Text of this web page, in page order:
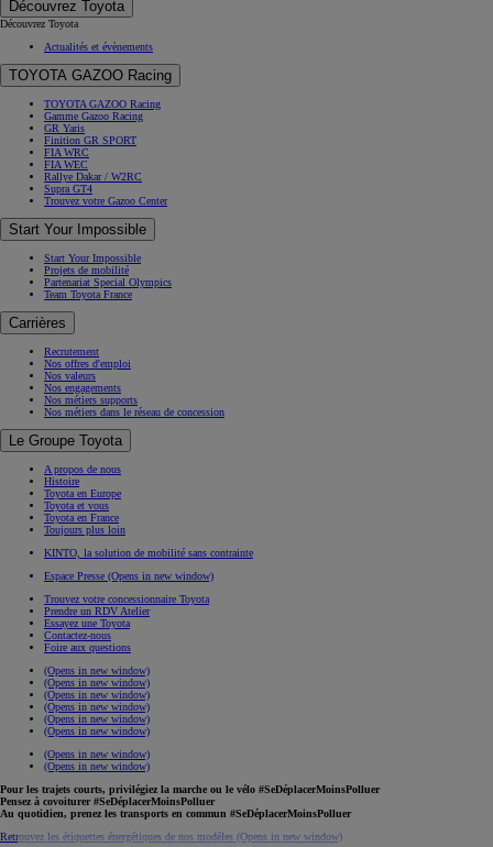
Découvrez Toyota
Découvrez Toyota
Actualités et évènements
TOYOTA GAZOO Racing
TOYOTA GAZOO Racing
Gamme Gazoo Racing
GR Yaris
Finition GR SPORT
FIA WRC
FIA WEC
Rallye Dakar / W2RC
Supra GT4
Trouvez votre Gazoo Center
Start Your Impossible
Start Your Impossible
Projets de mobilité
Partenariat Special Olympics
Team Toyota France
Carrières
Recrutement
Nos offres d'emploi
Nos valeurs
Nos engagements
Nos métiers supports
Nos métiers dans le réseau de concession
Le Groupe Toyota
A propos de nous
Histoire
Toyota en Europe
Toyota et vous
Toyota en France
Toujours plus loin
KINTO, la solution de mobilité sans contrainte
Espace Presse (Opens in new window)
Trouvez votre concessionnaire Toyota
Prendre un RDV Atelier
Essayez une Toyota
Contactez-nous
Foire aux questions
(Opens in new window)
(Opens in new window)
(Opens in new window)
(Opens in new window)
(Opens in new window)
(Opens in new window)
(Opens in new window)
(Opens in new window)
Pour les trajets courts, privilégiez la marche ou le vélo #SeDéplacerMoinsPolluer
Pensez à covoiturer #SeDéplacerMoinsPolluer
Au quotidien, prenez les transports en commun #SeDéplacerMoinsPolluer
Retrouvez les étiquettes énergétiques de nos modèles (Opens in new window)